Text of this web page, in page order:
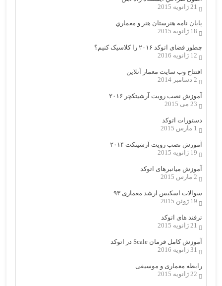
21 ژانویه 2015
پایان نامه هنرستان هنر و معماري
18 ژانویه 2015
چطور فضای اتوکد ۲۰۱۶ را کلاسیک کنیم؟
12 ژانویه 2016
افتتاح وب سایت معمار آنلاین
2 دسامبر 2014
آموزش نصب رویت آرشیتکچر ۲۰۱۶
23 می 2015
دستورات اتوکد
1 مارس 2015
آموزش نصب رویت آرشیتکت ۲۰۱۴
19 ژانویه 2015
آموزش میانبرهای اتوکد
2 مارس 2015
سوالات اسکیس ارشد معماری ۹۳
19 ژوئن 2015
ترفند های اتوکد
21 ژانویه 2015
آموزش کامل فرمان Scale در اتوکد
31 ژانویه 2016
رابطه معماری و موسیقی
22 ژانویه 2015